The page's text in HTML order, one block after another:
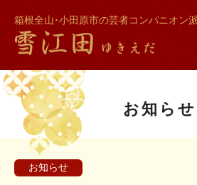
箱根全山･小田原市の芸者コンパニオン
お知らせ
お知らせ